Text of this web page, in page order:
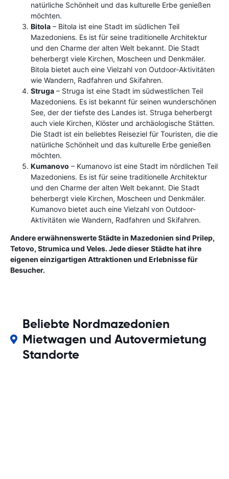
natürliche Schönheit und das kulturelle Erbe genießen
möchten.
Bitola – Bitola ist eine Stadt im südlichen Teil
Mazedoniens. Es ist für seine traditionelle Architektur
und den Charme der alten Welt bekannt. Die Stadt
beherbergt viele Kirchen, Moscheen und Denkmäler.
Bitola bietet auch eine Vielzahl von Outdoor-Aktivitäten
wie Wandern, Radfahren und Skifahren.
Struga – Struga ist eine Stadt im südwestlichen Teil
Mazedoniens. Es ist bekannt für seinen wunderschönen
See, der der tiefste des Landes ist. Struga beherbergt
auch viele Kirchen, Klöster und archäologische Stätten.
Die Stadt ist ein beliebtes Reiseziel für Touristen, die die
natürliche Schönheit und das kulturelle Erbe genießen
möchten.
Kumanovo – Kumanovo ist eine Stadt im nördlichen Teil
Mazedoniens. Es ist für seine traditionelle Architektur
und den Charme der alten Welt bekannt. Die Stadt
beherbergt viele Kirchen, Moscheen und Denkmäler.
Kumanovo bietet auch eine Vielzahl von Outdoor-
Aktivitäten wie Wandern, Radfahren und Skifahren.
Andere erwähnenswerte Städte in Mazedonien sind Prilep,
Tetovo, Strumica und Veles. Jede dieser Städte hat ihre
eigenen einzigartigen Attraktionen und Erlebnisse für
Besucher.
Beliebte Nordmazedonien
Mietwagen und Autovermietung
Standorte